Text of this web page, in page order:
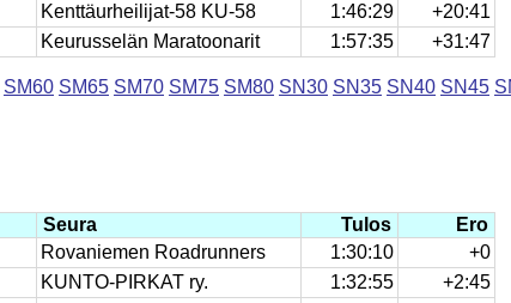
Kenttäurheilijat-58 KU-58 1:46:29
+20:41
Keurusselän Maratoonarit 1:57:35 +31:47
SM60 SM65 SM70 SM75 SM80 SN30 SN35 SN40 SN45
Seura Tulos
Ero
Rovaniemen Roadrunners 1:30:10
+0
KUNTO-PIRKAT ry. 1:32:55
+2:45